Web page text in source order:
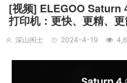
[视频] ELEGOO Saturn
打印机：更快、更精、
深山闲士 2024-4-19